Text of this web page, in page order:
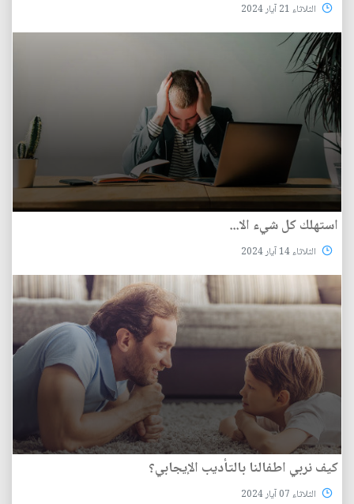
الثلاثاء 21 آيار 2024
استهلك كل شيء الا...
الثلاثاء 14 آيار 2024
كيف نربي اطفالنا بالتأديب الإيجابي؟
الثلاثاء 07 آيار 2024